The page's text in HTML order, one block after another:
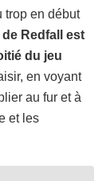
trop en début
Redfall est
du jeu
en voyant
au fur et à
et les